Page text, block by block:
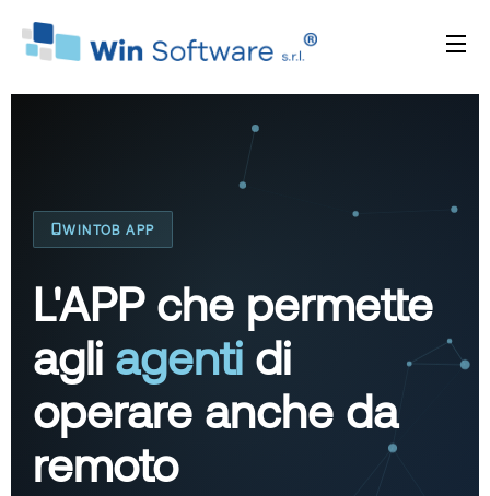
WINTOB APP
L'APP che permette
agli agenti di
operare anche da
remoto